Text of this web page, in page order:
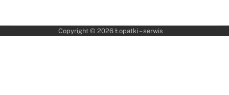
Copyright © 2026 Łopatki – serwis